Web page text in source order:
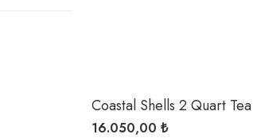
Coastal Shells 2 Quart Tea
Kettle
16.050,00 ₺